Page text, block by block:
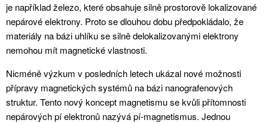
je například železo, které obsahuje silně prostorově lokalizované
nepárové elektrony. Proto se dlouhou dobu předpokládalo, že
materiály na bázi uhlíku se silně delokalizovanými elektrony
nemohou mít magnetické vlastnosti.
Nicméně výzkum v posledních letech ukázal nové možnosti
přípravy magnetických systémů na bázi nanografenových
struktur. Tento nový koncept magnetismu se kvůli přítomnosti
nepárových pí elektronů nazývá pí-magnetismus. Jednou